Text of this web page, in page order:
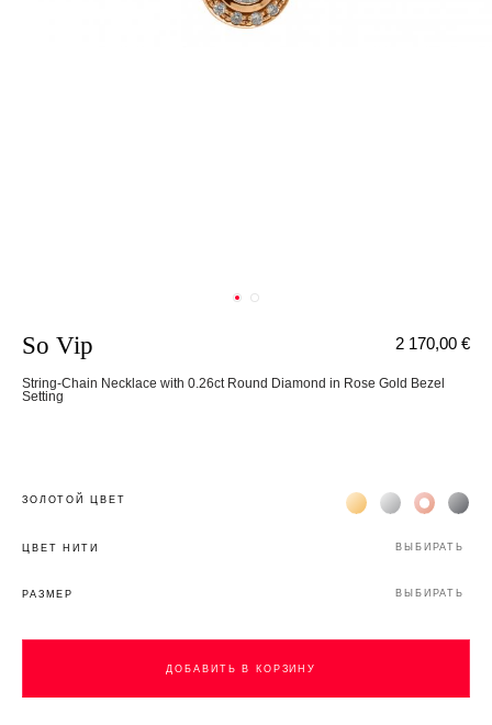
So Vip
String-Chain Necklace with 0.26ct Round Diamond in Rose Gold Bezel
Setting
2 170,00 €
ЗОЛОТОЙ ЦВЕТ Жёлтое золото 18К
Белое золото
Розовое
ЦВЕТ НИТИ ВЫБИРАТЬ
РАЗМЕР ВЫБИРАТЬ
ДОБАВИТЬ В КОРЗИНУ